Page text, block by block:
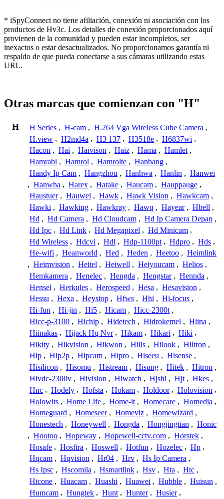
* iSpyConnect no tiene afiliación, conexión ni asociación con los
productos de Hv3c. Los detalles de conexión proporcionados aquí
provienen de la comunidad y pueden estar incompletos, ser
inexactos o estar desactualizados. No proporcionamos garantía ni
respaldo de que pueda conectarse a sus cámaras utilizando estas
URL.
Otras marcas que comienzan con "H"
H H Series , H-cam , H.264 Vga Wireless Cube Camera ,
H.view , H2md4a , H3 137 , H3518e , H6837wi ,
Hacon , Hai , Haivison , Haiz , Hama , Hamlet ,
Hamrabi , Hamrol , Hamrolte , Hanbang ,
Handy Ip Cam , Hangzhou , Hanhwa , Hanlin , Hanwei
, Hanwha , Harex , Hatake , Haucam , Hauppauge ,
Haustuer , Hauwei , Hawk , Hawk Vision , Hawkcam ,
Hawki , Hawking , Hawkray , Hawq , Hayear , Hbell ,
Hd , Hd Camera , Hd Cloudcam , Hd Ip Camera Depan ,
Hd Ipc , Hd Link , Hd Megapixel , Hd Minicam ,
Hd Wireless , Hdcvi , Hdl , Hdp-1100pt , Hdpro , Hds ,
He-wifi , Heanworld , Hed , Heden , Heetoo , Heimlink
, Heimvision , Heitel , Heiwell , Heiyoucam , Helios ,
Hemkamera , Henelec , Hengda , Hengstar , Hennda ,
Hensel , Herkules , Herospeed , Hesa , Hesavision ,
Hessu , Hexa , Heystop , Hfws , Hhi , Hi-focus ,
Hi-fun , Hi-jin , Hi5 , Hicam , Hicc-2300t ,
Hicc-p-3100 , Hichip , Hidetech , Hidrokemel , Hiina ,
Hiinakas , Hijack Hq Nvr , Hikam , Hikari , Hiki ,
Hikity , Hikvision , Hikwon , Hills , Hilook , Hiltron ,
Hip , Hip2p , Hipcam , Hipro , Hiseeu , Hisense ,
Hisilicon , Hisomu , Histream , Hisung , Hitek , Hitron ,
Hivdc-2300v , Hivision , Hiwatch , Hjshi , Hjt , Hkes ,
Hnc , Hodely , Hofsta , Hokam , Holdoor , Holovision ,
Holowits , Home Life , Home-it , Homecare , Homedia ,
Homeguard , Homeseer , Homeviz , Homewizard ,
Honestech , Honeywell , Hongda , Hongjingtian , Honic
, Hootoo , Hopeway , Hopewell-cctv.com , Horstek ,
Hosafe , Hosftra , Hoswell , Hotfun , Hozelec , Hp ,
Hqcam , Hqvision , Hr04 , Hrv , Hs Ip Camera ,
Hs Ipsc , Hscomila , Hsmartlink , Hsv , Hta , Htc ,
Htcone , Huacam , Huashi , Huawei , Hubble , Huisun ,
Humcam , Hungtek , Hunt , Hunter , Husier ,